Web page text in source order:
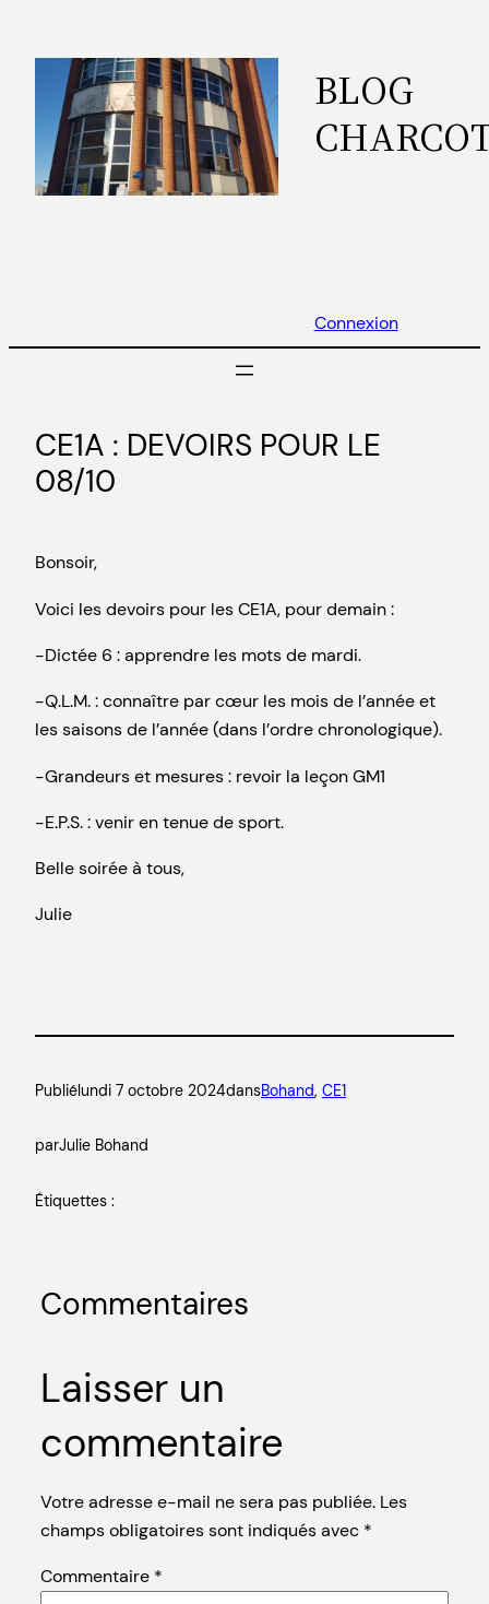
contenu
BLOG
Connexion
CE1A : DEVOIRS POUR LE
08/10
Bonsoir,
Voici les devoirs pour les CE1A, pour demain :
-Dictée 6 : apprendre les mots de mardi.
-Q.L.M. : connaître par cœur les mois de l’année et
les saisons de l’année (dans l’ordre chronologique).
-Grandeurs et mesures : revoir la leçon GM1
-E.P.S. : venir en tenue de sport.
Belle soirée à tous,
Julie
Publiélundi 7 octobre 2024dansBohand, CE1
parJulie Bohand
Étiquettes :
Commentaires
Laisser un
commentaire
Votre adresse e-mail ne sera pas publiée. Les
champs obligatoires sont indiqués avec *
Commentaire *